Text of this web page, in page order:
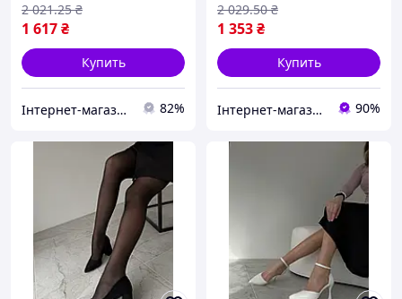
1 617₴
2 021.25 ₴
Купить
Інтернет-магазин TOOLS MAX 82%
1 353₴
2 029.50 ₴
Купить
Інтернет-магазин ALL CLOTHES 90%